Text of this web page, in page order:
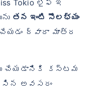
Tokio లైఫ్ ఇ
తన ఇంటి సౌలభ్యం
ద్వారా మాత్ర
చేయడానికి కస్టమ
అవసరం